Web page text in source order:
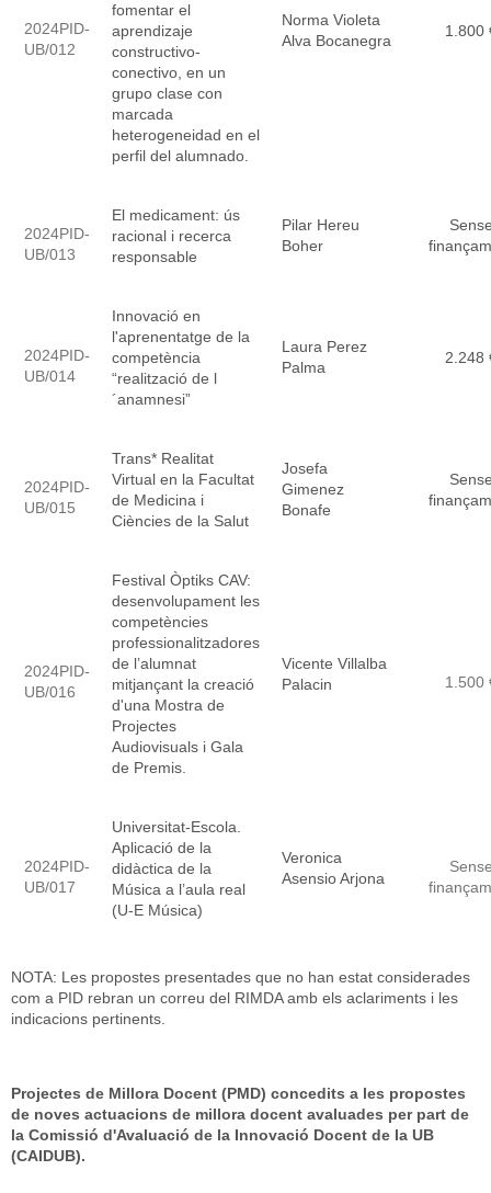
2024PID-
UB/012
fomentar el
aprendizaje
constructivo-
conectivo, en un
grupo clase con
marcada
heterogeneidad en el
perfil del alumnado.
Norma Violeta
Alva Bocanegra
1.800
2024PID-
UB/013
El medicament: ús
racional i recerca
responsable
Pilar Hereu
Boher
2024PID-
UB/014
Innovació en
l'aprenentatge de la
competència
“realització de l
´anamnesi”
Laura Perez
Palma
2.248
2024PID-
UB/015
Trans* Realitat
Virtual en la Facultat
de Medicina i
Ciències de la Salut
Josefa
Gimenez
Bonafe
2024PID-
UB/016
Festival Òptiks CAV:
desenvolupament les
competències
professionalitzadores
de l’alumnat
mitjançant la creació
d'una Mostra de
Projectes
Audiovisuals i Gala
de Premis.
Vicente Villalba
Palacin
1.500
2024PID-
UB/017
Universitat-Escola.
Aplicació de la
didàctica de la
Música a l’aula real
(U-E Música)
Veronica
Asensio Arjona
NOTA: Les propostes presentades que no han estat considerades
com a PID rebran un correu del RIMDA amb els aclariments i les
indicacions pertinents.
Projectes de Millora Docent (PMD) concedits a les propostes
de noves actuacions de millora docent avaluades per part de
la Comissió d'Avaluació de la Innovació Docent de la UB
(CAIDUB).